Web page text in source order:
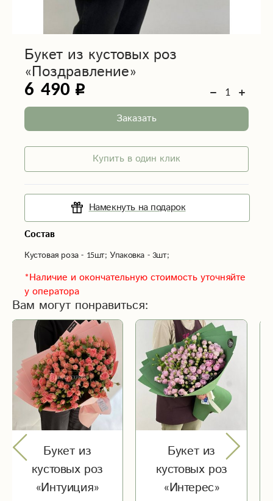
Букет из кустовых роз
«Поздравление»
6 490
Заказать
Купить в один клик
Намекнуть на подарок
Состав
Кустовая роза - 15шт; Упаковка - 3шт;
*Наличие и окончательную стоимость уточняйте
у оператора
Вам могут понравиться:
Букет из
кустовых роз
«Интуиция»
Букет из
кустовых роз
«Интерес»